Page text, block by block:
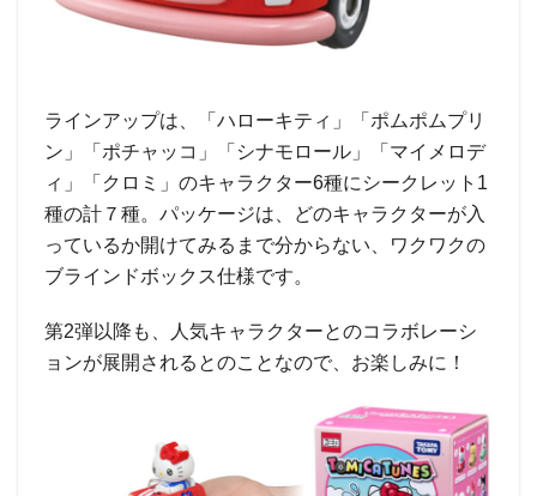
ラインアップは、「ハローキティ」「ポムポムプリ
ン」「ポチャッコ」「シナモロール」「マイメロデ
ィ」「クロミ」のキャラクター6種にシークレット1
種の計７種。パッケージは、どのキャラクターが入
っているか開けてみるまで分からない、ワクワクの
ブラインドボックス仕様です。
第2弾以降も、人気キャラクターとのコラボレーシ
ョンが展開されるとのことなので、お楽しみに！